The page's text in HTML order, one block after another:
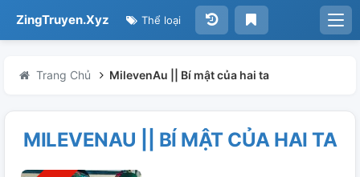
ZingTruyen.Xyz Thể loại
Trang Chủ MilevenAu || Bí mật của hai ta
MILEVENAU || BÍ MẬT CỦA HAI TA